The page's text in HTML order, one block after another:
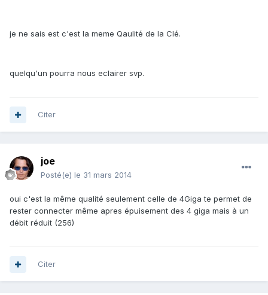
je ne sais est c'est la meme Qaulité de la Clé.
quelqu'un pourra nous eclairer svp.
Citer
joe
Posté(e) le 31 mars 2014
oui c'est la même qualité seulement celle de 4Giga te permet de
rester connecter même apres épuisement des 4 giga mais à un
débit réduit (256)
Citer